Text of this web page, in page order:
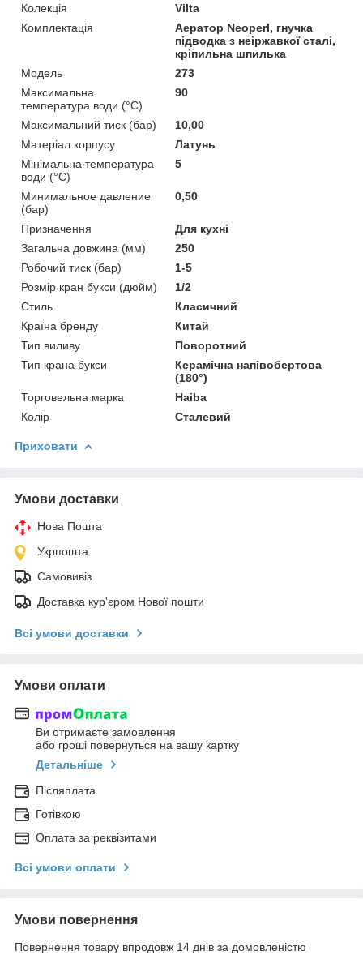
Колекція
Vilta
Комплектація
Аератор Neoperl, гнучка
підводка з неіржавкої сталі,
кріпильна шпилька
Мoдель
273
Максимальна
температура води (°C)
90
Максимальний тиск (бар)
10,00
Матеріал корпусу
Латунь
Мінімальна температура
води (°C)
5
Минимальное давление
(бар)
0,50
Призначення
Для кухні
Загальна довжина (мм)
250
Робочий тиск (бар)
1-5
Розмір кран букси (дюйм)
1/2
Стиль
Класичний
Країна бренду
Китай
Тип виливу
Поворотний
Тип крана букси
Керамічна напівобертова
(180°)
Торговельна марка
Haiba
Колір
Сталевий
Приховати
Умови доставки
Нова Пошта
Укрпошта
Самовивіз
Доставка кур'єром Нової пошти
Всі умови доставки
Умови оплати
Ви отримаєте замовлення
або гроші повернуться на вашу картку
Детальніше
Післяплата
Готівкою
Оплата за реквізитами
Всі умови оплати
Умови повернення
Повернення товару впродовж 14 днів за домовленістю